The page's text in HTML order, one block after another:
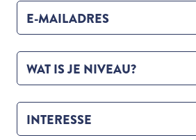
E-MAILADRES
WAT IS JE NIVEAU?
INTERESSE